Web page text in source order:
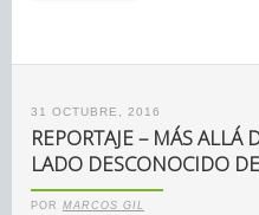
31 OCTUBRE, 2016
REPORTAJE – MÁS ALLÁ
LADO DESCONOCIDO
POR MARCOS GIL